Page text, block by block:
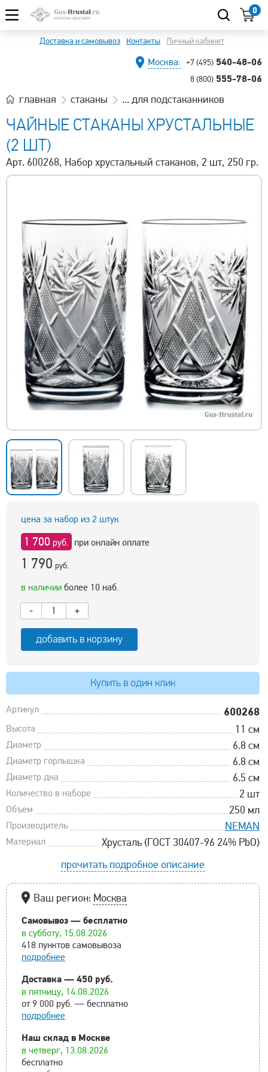
0
Доставка и самовывоз Контакты Личный кабинет
Москва: +7 (495) 540-48-06
8 (800) 555-78-06
главная стаканы ... для подстаканников
ЧАЙНЫЕ СТАКАНЫ ХРУСТАЛЬНЫЕ
(2 ШТ)
Арт. 600268, Набор хрустальный стаканов, 2 шт, 250 гр.
цена за набор из 2 штук
1 700 руб. при онлайн оплате
1 790 руб.
в наличии более 10 наб.
-
+
добавить в корзину
Купить в один клик
Артикул 600268
Высота 11 см
Диаметр 6.8 см
Диаметр горлышка 6.8 см
Диаметр дна 6.5 см
Количество в наборе 2 шт
Объем 250 мл
Производитель NEMAN
Материал
Хрусталь (ГОСТ 30407-96 24% PbO)
прочитать подробное описание
Ваш регион: Москва
Самовывоз — бесплатно
в субботу, 15.08.2026
418 пунктов самовывоза
подробнее
Доставка — 450 руб.
в пятницу, 14.08.2026
от 9 000 руб. — бесплатно
подробнее
Наш склад в Москве
в четверг, 13.08.2026
бесплатно